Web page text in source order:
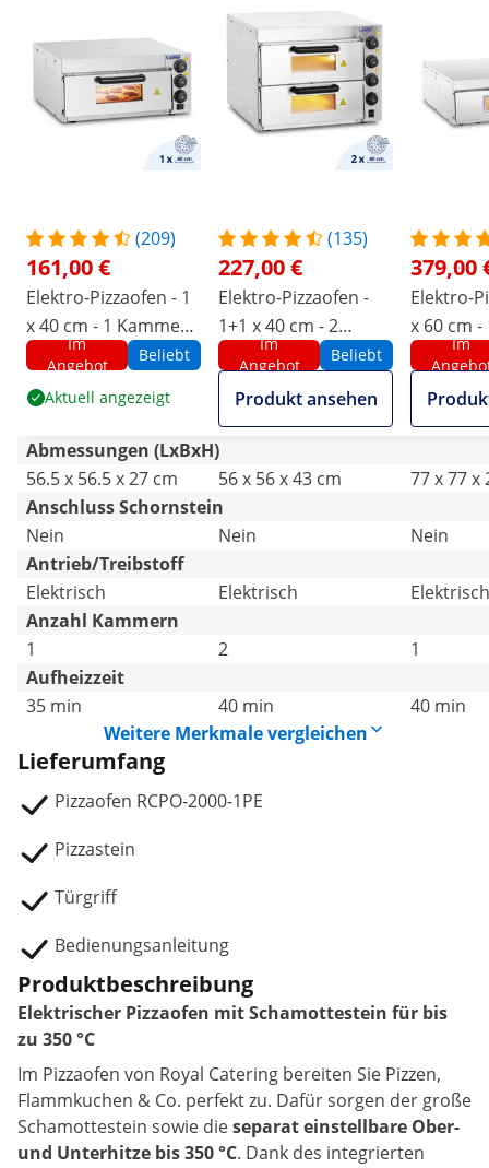
(209)
161,00 €
Elektro-Pizzaofen - 1
x 40 cm - 1 Kammer -
2000 W - 230 V -
Schamottstein -
Royal Catering
Im
Angebot
Beliebt
Aktuell angezeigt
(135)
227,00 €
Elektro-Pizzaofen -
1+1 x 40 cm - 2
Kammern - 3000 W -
230 V - manuell -
Royal Catering
Im
Angebot
Beliebt
Produkt ansehen
379,00
Elektro-
x 60 cm
3000 W
manuell
Royal
Im
Abmessungen (LxBxH)
56.5 x 56.5 x 27 cm
56 x 56 x 43 cm
77 x 77 x
Anschluss Schornstein
Nein
Nein
Nein
Antrieb/Treibstoff
Elektrisch
Elektrisch
Elektrisch
Anzahl Kammern
1
2
1
Aufheizzeit
35 min
40 min
40 min
Weitere Merkmale vergleichen
Lieferumfang
Pizzaofen RCPO-2000-1PE
Pizzastein
Türgriff
Bedienungsanleitung
Produktbeschreibung
Elektrischer Pizzaofen mit Schamottestein für bis
zu 350 °C
Im Pizzaofen von Royal Catering bereiten Sie Pizzen,
Flammkuchen & Co. perfekt zu. Dafür sorgen der große
Schamottestein sowie dieseparat einstellbare Ober-
und Unterhitze bis 350 °C. Dank des integrierten